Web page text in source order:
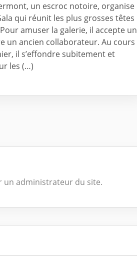
un escroc notoire, organise
qui réunit les plus grosses têtes
amuser la galerie, il accepte un
un ancien collaborateur. Au cours
il s’effondre subitement et
les (…)
un administrateur du site.